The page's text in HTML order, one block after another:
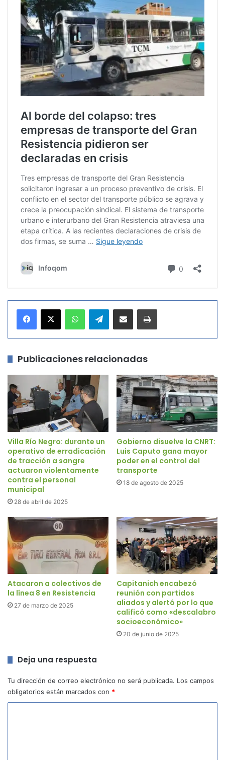
Telegram
Publicaciones relacionadas
Villa Río Negro: durante un
operativo de erradicación
de tracción a sangre
actuaron violentamente
contra el personal
municipal
28 de abril de 2025
Gobierno disuelve la CNRT:
Luis Caputo gana mayor
poder en el control del
transporte
18 de agosto de 2025
Atacaron a colectivos de
la línea 8 en Resistencia
27 de marzo de 2025
Capitanich encabezó
reunión con partidos
aliados y alertó por lo que
calificó como «descalabro
socioeconómico»
20 de junio de 2025
Deja una respuesta
Tu dirección de correo electrónico no será publicada. Los campos
obligatorios están marcados con *